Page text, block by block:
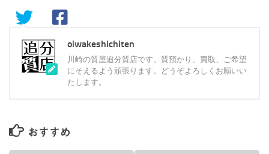
oiwakeshichiten
川崎の質屋追分質店です。質預かり、買取、ご希望
にそえるよう頑張ります。どうぞよろしくお願いい
たします。
おすすめ